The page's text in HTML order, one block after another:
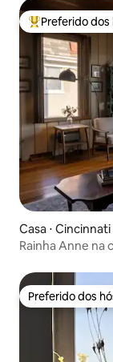
Entre os
Preferido
Casa ⋅ Cincinnati
Rainha Anne na
Preferido dos
Preferido dos